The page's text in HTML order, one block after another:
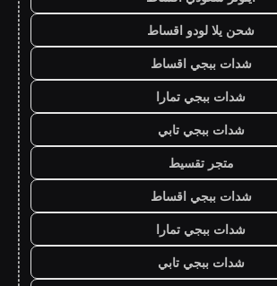
شحن يلا لودو اقساط
شدات ببجي اقساط
شدات ببجي تمارا
شدات ببجي تابي
متجر تقسيط
شدات ببجي اقساط
شدات ببجي تمارا
شدات ببجي تابي